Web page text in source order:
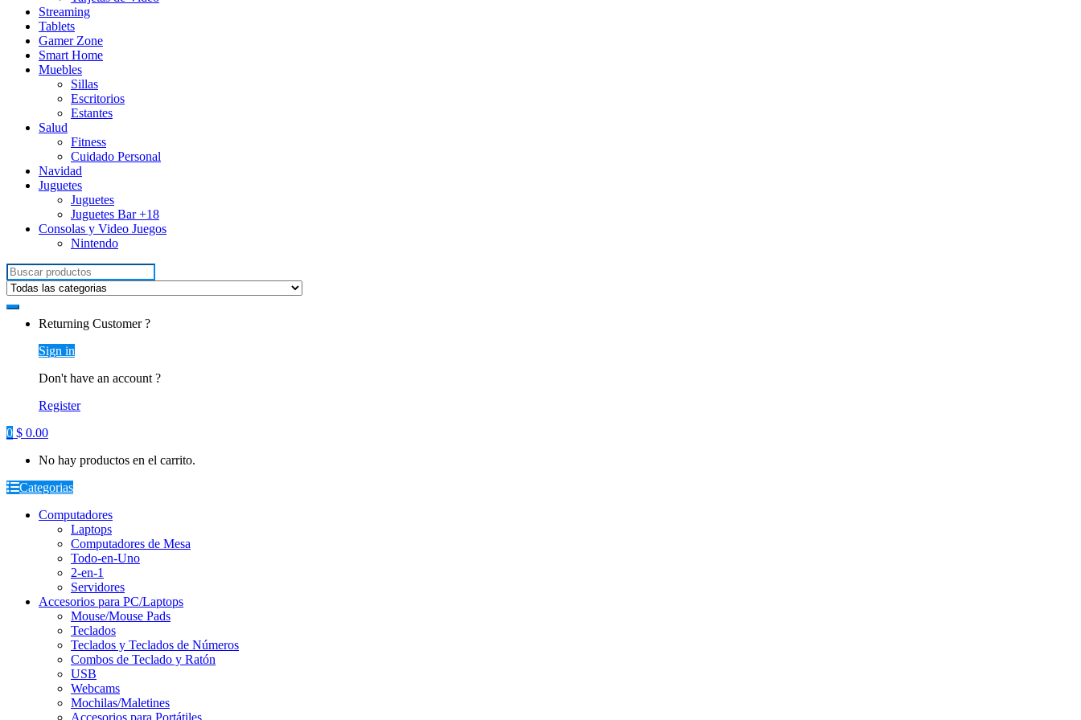
Streaming
Tablets
Gamer Zone
Smart Home
Muebles
Sillas
Escritorios
Estantes
Salud
Fitness
Cuidado Personal
Navidad
Juguetes
Juguetes
Juguetes Bar +18
Consolas y Video Juegos
Nintendo
Search for:
Returning Customer ?
Sign in
Don't have an account ?
Register
0 $ 0.00
No hay productos en el carrito.
Categorias
Computadores
Laptops
Computadores de Mesa
Todo-en-Uno
2-en-1
Servidores
Accesorios para PC/Laptops
Mouse/Mouse Pads
Teclados
Teclados y Teclados de Números
Combos de Teclado y Ratón
USB
Webcams
Mochilas/Maletines
Accesorios para Portátiles